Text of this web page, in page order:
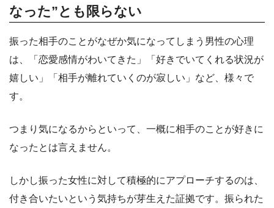
なった”とも限らない
振った相手のことがなぜか気になってしまう男性の心理
は、「恋愛感情がわいてきた」「好きでいてくれる状況が
嬉しい」「相手が離れていくのが寂しい」など、様々で
す。
つまり気になるからといって、一概に相手のことが好きに
なったとは言えません。
しかし振った女性に対して積極的にアプローチするのは、
付き合いたいという気持ちが芽生えた証拠です。振られた